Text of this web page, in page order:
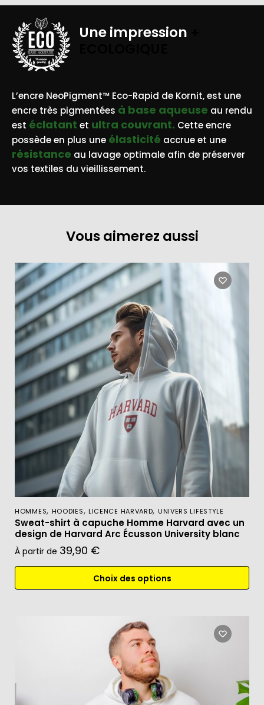
BASE AQUEUSE
Une impression
L’encre NeoPigment™ Eco-Rapid de Kornit, est une
encre très pigmentées à base aqueuse au rendu
est éclatant et ultra couvrant. Cette encre
possède en plus une élasticité accrue et une
résistance au lavage optimale afin de préserver
vos textiles du vieillissement.
Vous aimerez aussi
HOMMES, HOODIES, LICENCE HARVARD, UNIVERS LIFESTYLE
Sweat-shirt à capuche Homme Harvard avec un
design de Harvard Arc Écusson University blanc
À partir de 39,90 €
Choix des options